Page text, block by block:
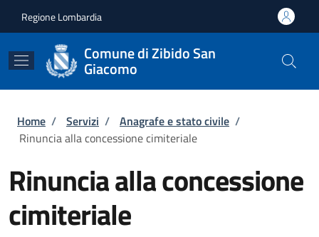
Regione Lombardia
Comune di Zibido San
Giacomo
Briciole di pane
Home / Servizi / Anagrafe e stato civile /
Rinuncia alla concessione cimiteriale
Rinuncia alla concessione
cimiteriale